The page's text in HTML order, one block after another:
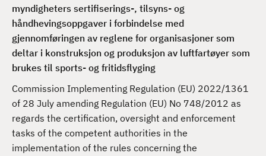
myndigheters sertifiserings-, tilsyns- og
håndhevingsoppgaver i forbindelse med
gjennomføringen av reglene for organisasjoner som
deltar i konstruksjon og produksjon av luftfartøyer som
brukes til sports- og fritidsflyging
Commission Implementing Regulation (EU) 2022/1361
of 28 July amending Regulation (EU) No 748/2012 as
regards the certification, oversight and enforcement
tasks of the competent authorities in the
implementation of the rules concerning the